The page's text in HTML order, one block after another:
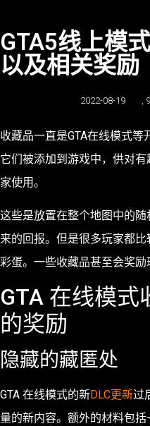
GTA5线上模
以及相关奖励
2022-08-19
收藏品一直是GTA在线模式等
它们被添加到游戏中，供对有
家使用。
这些是放置在整个地图中的
来的回报。但是很多玩家都
彩蛋。一些收藏品甚至会奖励
GTA 在线模式
的奖励
隐藏的藏匿处
GTA 在线模式的新DLC更新过
量的新内容。额外的材料包括